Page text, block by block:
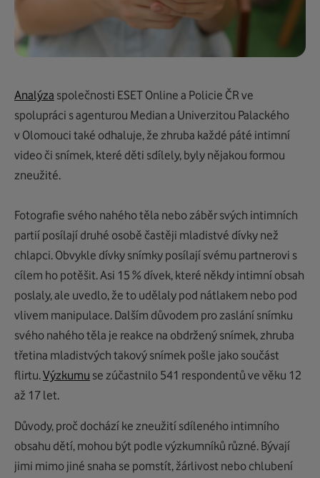
Analýza společnosti ESET Online a Policie ČR ve
spolupráci s agenturou Median a Univerzitou Palackého
v Olomouci také odhaluje, že zhruba každé páté intimní
video či snímek, které děti sdílely, byly nějakou formou
zneužité.
Fotografie svého nahého těla nebo záběr svých intimních
partií posílají druhé osobě častěji mladistvé dívky než
chlapci. Obvykle dívky snímky posílají svému partnerovi s
cílem ho potěšit. Asi 15 % dívek, které někdy intimní obsah
poslaly, ale uvedlo, že to udělaly pod nátlakem nebo pod
vlivem manipulace. Dalším důvodem pro zaslání snímku
svého nahého těla je reakce na obdržený snímek, zhruba
třetina mladistvých takový snímek pošle jako součást
flirtu.Výzkumu se zúčastnilo 541 respondentů ve věku 12
až 17 let.
Důvody, proč dochází ke zneužití sdíleného intimního
obsahu dětí, mohou být podle výzkumníků různé. Bývají
jimi mimo jiné snaha se pomstít, žárlivost nebo chlubení